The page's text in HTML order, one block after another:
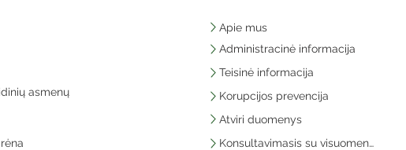
asmenų
Apie mus
Administracinė informacija
Teisinė informacija
Korupcijos prevencija
Atviri duomenys
Konsultavimasis su visuomene